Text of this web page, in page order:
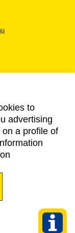
to
advertising
a profile of